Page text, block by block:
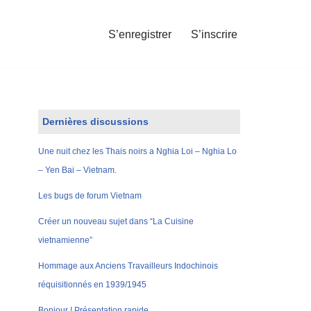
S’enregistrer S’inscrire
Dernières discussions
Une nuit chez les Thais noirs a Nghia Loi – Nghia Lo
– Yen Bai – Vietnam.
Les bugs de forum Vietnam
Créer un nouveau sujet dans “La Cuisine
vietnamienne”
Hommage aux Anciens Travailleurs Indochinois
réquisitionnés en 1939/1945